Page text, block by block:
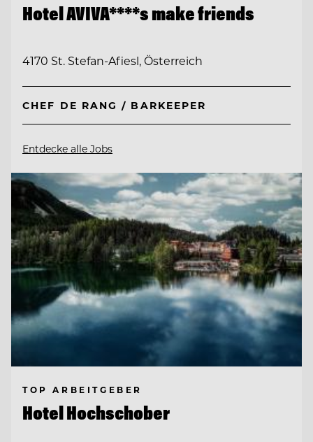
Hotel AVIVA****s make friends
4170 St. Stefan-Afiesl, Österreich
CHEF DE RANG / BARKEEPER
Entdecke alle Jobs
TOP ARBEITGEBER
Hotel Hochschober